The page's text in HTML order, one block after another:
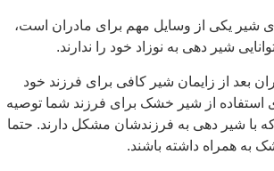
شیر یکی از وسایل مهم برای مادران است،
شیر دهی به نوزاد خود را ندارند.
بعد از زایمان شیر کافی برای فرزند خود
استفاده از شیر خشک برای فرزند شما توصیه
با شیر دهی به فرزندشان مشکل دارند. حتما
به همراه داشته باشند.